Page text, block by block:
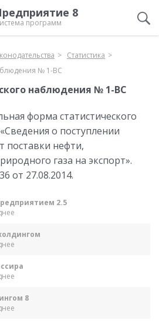
8
программ
Статистика
№ 1-ВС
наблюдения № 1-ВС
форма статистического
о поступлении
поставки нефти,
газа на экспорт».
от 27.08.2014.
2.5
8